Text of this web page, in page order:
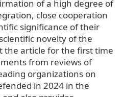
of a high degree of
close cooperation
significance of their
novelty of the
the article for the first time
from reviews of
organizations on
in 2024 in the